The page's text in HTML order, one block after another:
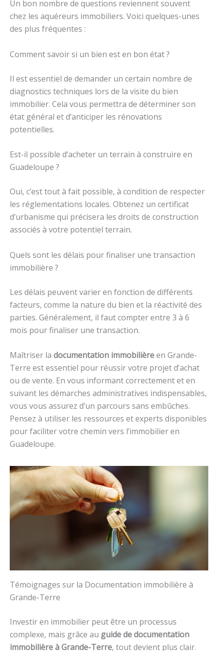
Un bon nombre de questions reviennent souvent
chez les aquéreurs immobiliers. Voici quelques-unes
des plus fréquentes :
Comment savoir si un bien est en bon état ?
Il est essentiel de demander un certain nombre de
diagnostics techniques lors de la visite du bien
immobilier. Cela vous permettra de déterminer son
état général et d’anticiper les rénovations
potentielles.
Est-il possible d’acheter un terrain à construire en
Guadeloupe ?
Oui, c’est tout à fait possible, à condition de respecter
les réglementations locales. Obtenez un certificat
d’urbanisme qui précisera les droits de construction
associés à votre potentiel terrain.
Quels sont les délais pour finaliser une transaction
immobilière ?
Les délais peuvent varier en fonction de différents
facteurs, comme la nature du bien et la réactivité des
parties. Généralement, il faut compter entre 3 à 6
mois pour finaliser une transaction.
Maîtriser la documentation immobilièreen Grande-
Terre est essentiel pour réussir votre projet d’achat
ou de vente. En vous informant correctement et en
suivant les démarches administratives indispensables,
vous vous assurez d’un parcours sans embûches.
Pensez à utiliser les ressources et experts disponibles
pour faciliter votre chemin vers l’immobilier en
Guadeloupe.
Témoignages sur la Documentation immobilière à
Grande-Terre
Investir en immobilier peut être un processus
complexe, mais grâce au guide de documentation
immobilière à Grande-Terre, tout devient plus clair.